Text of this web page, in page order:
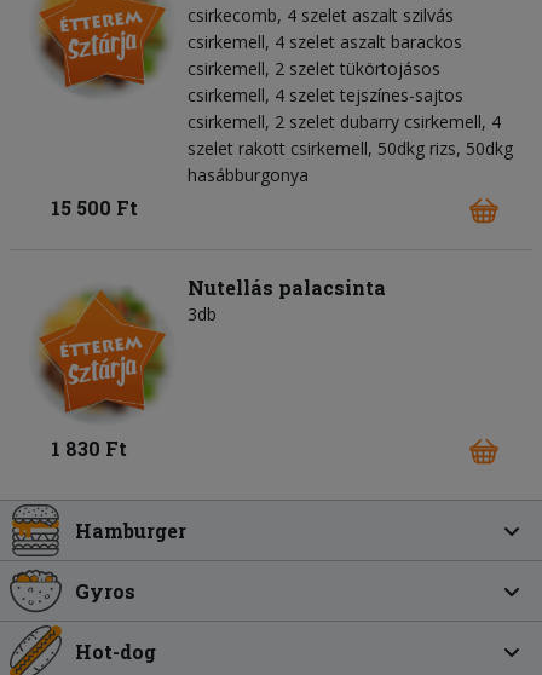
csirkecomb, 4 szelet aszalt szilvás
csirkemell, 4 szelet aszalt barackos
csirkemell, 2 szelet tükörtojásos
csirkemell, 4 szelet tejszínes-sajtos
csirkemell, 2 szelet dubarry csirkemell, 4
szelet rakott csirkemell, 50dkg rizs, 50dkg
hasábburgonya
15 500 Ft
Nutellás palacsinta
3db
1 830 Ft
Hamburger
Gyros
Hot-dog